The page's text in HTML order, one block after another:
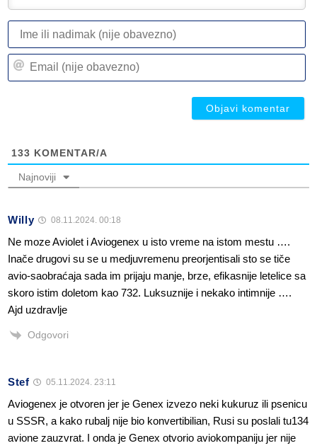
133 KOMENTAR/A
Najnoviji
Willy 08.11.2024. 00:18
Ne moze Aviolet i Aviogenex u isto vreme na istom mestu ….
Inače drugovi su se u medjuvremenu preorjentisali sto se tiče
avio-saobraćaja sada im prijaju manje, brze, efikasnije letelice sa
skoro istim doletom kao 732. Luksuznije i nekako intimnije ….
Ajd uzdravlje
Odgovori
Stef 05.11.2024. 23:11
Aviogenex je otvoren jer je Genex izvezo neki kukuruz ili psenicu
u SSSR, a kako rubalj nije bio konvertibilian, Rusi su poslali tu134
avione zauzvrat. I onda je Genex otvorio aviokompaniju jer nije